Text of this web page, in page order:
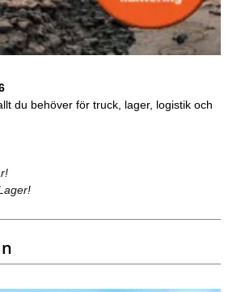
du behöver för truck, lager, logistik och